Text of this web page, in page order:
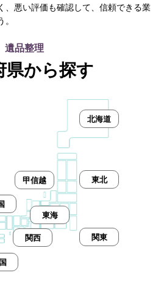
、悪い評価も確認して、信頼できる業
遺品整理
県から探す
北海道
東北
甲信越
東海
関東
関西